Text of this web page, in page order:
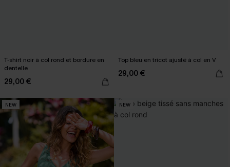
T-shirt noir à col rond et bordure en
dentelle
29,00 €
Top bleu en tricot ajusté à col en V
29,00 €
NEW NEW